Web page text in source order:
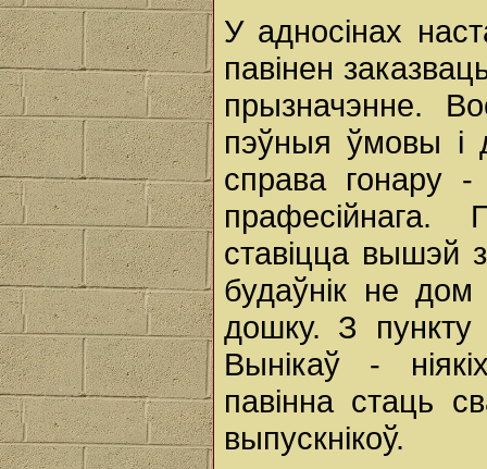
У адносінах
павінен
прызначэнне.
пэўныя ўмовы і
справа гонару
ставіцца вышэй
будаўнік не дом
дошку. З пункту
Вынікаў -
павінна стаць
выпускнікоў.